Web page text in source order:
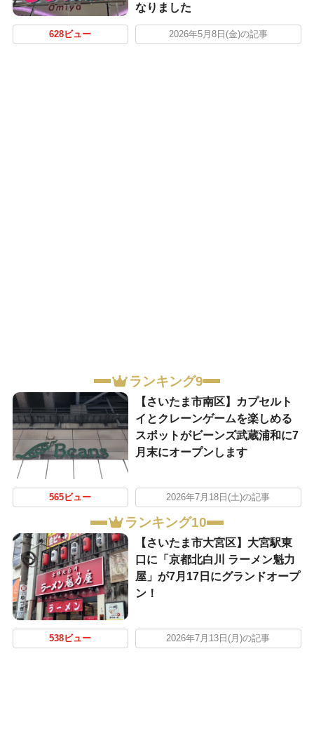
なりました
628ビュー 2026年5月8日(金)の記事
ランキング9
【さいたま市南区】カプセルト
イとクレーンゲームを楽しめる
スポットがビーンズ武蔵浦和に7
月末にオープンします
565ビュー 2026年7月18日(土)の記事
ランキング10
【さいたま市大宮区】大宮駅東
口に「京都北白川 ラーメン魁力
屋」が7月17日にグランドオープ
ン！
538ビュー 2026年7月13日(月)の記事